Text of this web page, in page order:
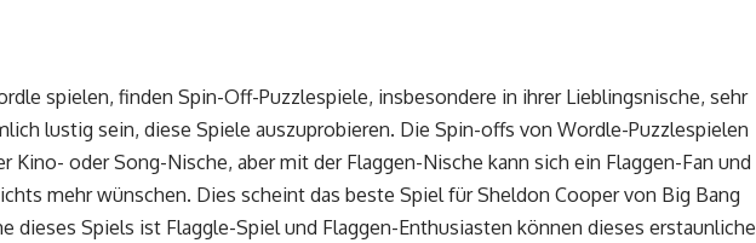
spielen, finden Spin-Off-Puzzlespiele, insbesondere in ihrer Lieblingsnische, sehr
lustig sein, diese Spiele auszuprobieren. Die Spin-offs von Wordle-Puzzlespielen
Kino- oder Song-Nische, aber mit der Flaggen-Nische kann sich ein Flaggen-Fan und
mehr wünschen. Dies scheint das beste Spiel für Sheldon Cooper von Big Bang
dieses Spiels ist Flaggle-Spiel und Flaggen-Enthusiasten können dieses erstaunliche